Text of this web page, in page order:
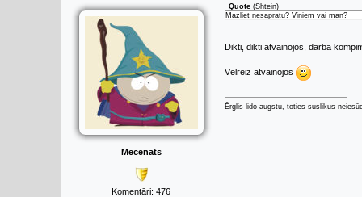
Mecenāts
Komentāri: 476
Quote (Shtein)
Mazliet nesapratu? Viņiem vai man?
Dikti, dikti atvainojos, darba
Vēlreiz atvainojos
Ērglis lido augstu, toties suslikus